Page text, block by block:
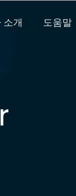
소개 도움말